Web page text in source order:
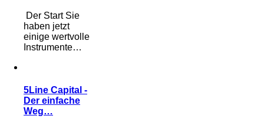
Der Start Sie
haben jetzt
einige wertvolle
Instrumente…
5Line Capital -
Der einfache
Weg…